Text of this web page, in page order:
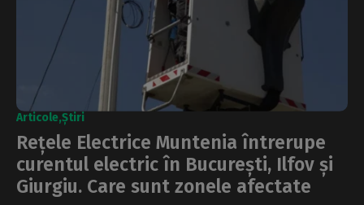
Articole Știri
Rețele Electrice Muntenia întrerupe
curentul electric în București, Ilfov și
Giurgiu. Care sunt zonele afectate